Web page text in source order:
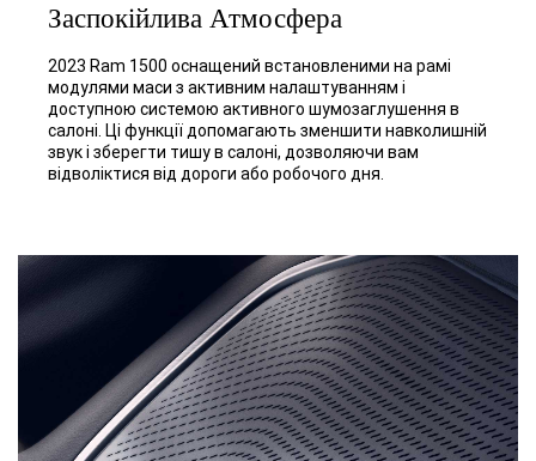
Заспокійлива Атмосфера
2023 Ram 1500 оснащений встановленими на рамі
модулями маси з активним налаштуванням і
доступною системою активного шумозаглушення в
салоні. Ці функції допомагають зменшити навколишній
звук і зберегти тишу в салоні, дозволяючи вам
відволіктися від дороги або робочого дня.